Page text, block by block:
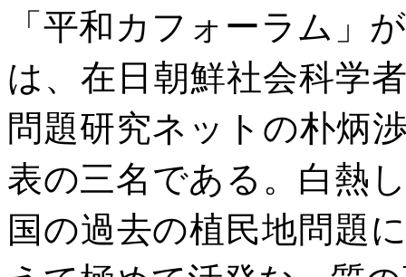
「平和カフォーラム」
は、在日朝鮮社会科学
問題研究ネットの朴炳
表の三名である。白熱
国の過去の植民地問題